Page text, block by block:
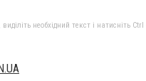
необхідний текст і натисніть